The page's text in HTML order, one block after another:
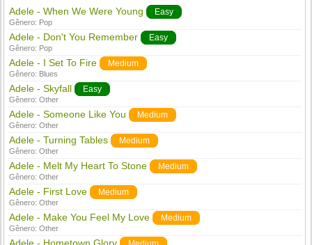
Adele - When We Were Young Easy
Gênero: Pop
Adele - Don't You Remember Easy
Gênero: Pop
Adele - I Set To Fire Medium
Gênero: Blues
Adele - Skyfall Easy
Gênero:Other
Adele - Someone Like You Medium
Gênero:Other
Adele - Turning Tables Medium
Gênero:Other
Adele - Melt My Heart To Stone Medium
Gênero:Other
Adele - First Love Medium
Gênero:Other
Adele - Make You Feel My Love Medium
Gênero:Other